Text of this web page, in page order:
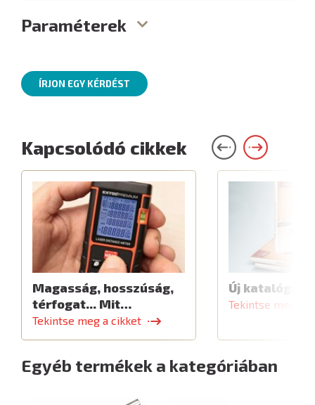
Paraméterek
ÍRJON EGY KÉRDÉST
Kapcsolódó cikkek
Magasság, hosszúság,
térfogat... Mit…
Tekintse meg a cikket
Új katalógus
Tekintse meg a
Egyéb termékek a kategóriában